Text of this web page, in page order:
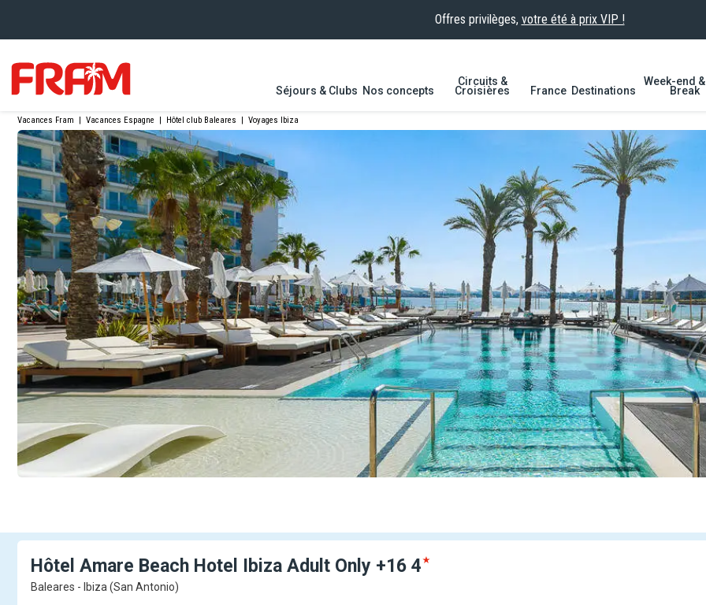
Offres privilèges, votre été à prix VIP !
Séjours & Clubs Nos concepts
Circuits &
Croisières France Destinations
Week-end
Break
Vacances Fram | Vacances Espagne | Hôtel club Baleares | Voyages Ibiza
Hôtel Amare Beach Hotel Ibiza Adult Only +16 4
Baleares - Ibiza (San Antonio)